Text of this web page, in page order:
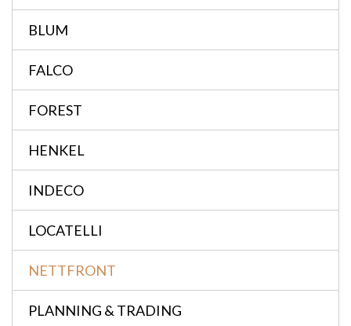
BLUM
FALCO
FOREST
HENKEL
INDECO
LOCATELLI
NETTFRONT
PLANNING & TRADING